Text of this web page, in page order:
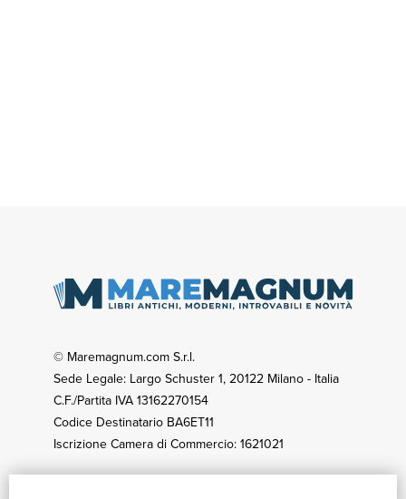
© Maremagnum.com S.r.l.
Sede Legale: Largo Schuster 1, 20122 Milano - Italia
C.F./Partita IVA 13162270154
Codice Destinatario BA6ET11
Iscrizione Camera di Commercio: 1621021